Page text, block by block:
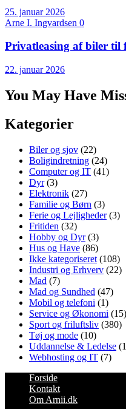
25. januar 2026
Arne I. Ingvardsen 0
Privatleasing af biler til
22. januar 2026
You May Have
Kategorier
Biler og sjov (22)
Boligindretning (24)
Computer og IT (41)
Dyr(3)
Elektronik (27)
Familie og Børn (3)
Ferie og Lejligheder(3)
Fritiden (32)
Hobby og Dyr(3)
Hus og Have (86)
Ikke kategoriseret (108)
Industri og Erhverv (22)
Mad (7)
Mad og Sundhed (47)
Mobil og telefoni (1)
Service og Økonomi (15)
Sport og friluftsliv (380)
Tøj og mode (10)
Uddannelse & Ledelse
Webhosting og IT (7)
Forside
Kontakt
Om Arnii.dk